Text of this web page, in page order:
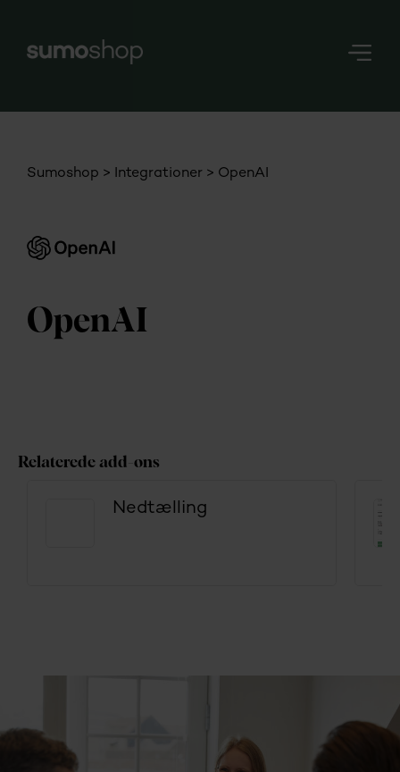
Login
Sumoshop Integrationer OpenAI
OpenAI
Relaterede add-ons
Nedtælling